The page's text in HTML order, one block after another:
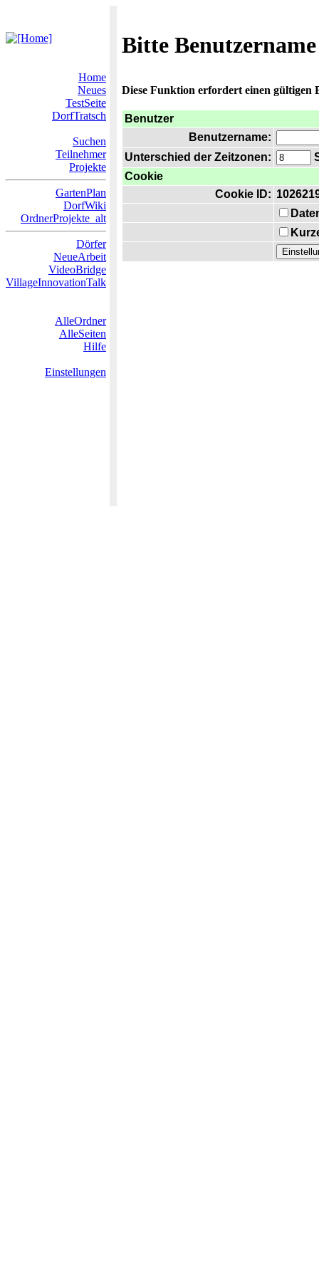
Bitte
Home
Neues
TestSeite
DorfTratsch
Suchen
Teilnehmer
Projekte
GartenPlan
DorfWiki
OrdnerProjekte_alt
Dörfer
NeueArbeit
VideoBridge
VillageInnovationTalk
AlleOrdner
AlleSeiten
Hilfe
Einstellungen
Diese Funktion erfordert einen gültigen
Benutzer
Benutzername:
Unterschied der Zeitzonen:
Cookie
Cookie ID: